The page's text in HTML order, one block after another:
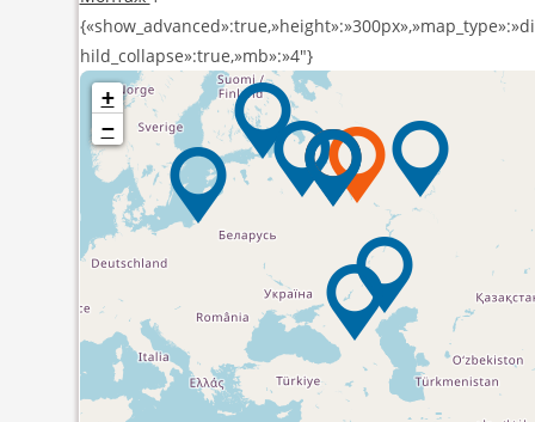
hild_collapse»:true,»mb»:»4″}
+
−